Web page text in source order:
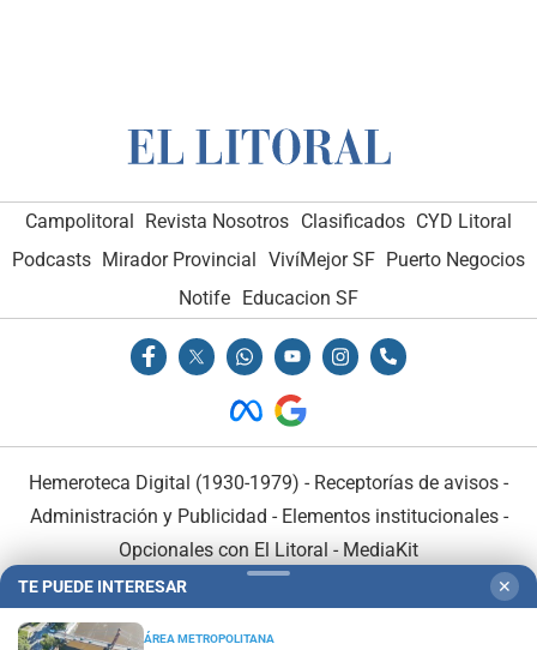
Campolitoral Revista Nosotros Clasificados CYD Litoral
Podcasts Mirador Provincial VivíMejor SF Puerto Negocios
Notife
Educacion SF
Hemeroteca Digital (1930-1979) - Receptorías de avisos -
Administración y Publicidad - Elementos institucionales-
Opcionales con El Litoral - MediaKit
TE PUEDE INTERESAR ✕
ÁREA METROPOLITANA